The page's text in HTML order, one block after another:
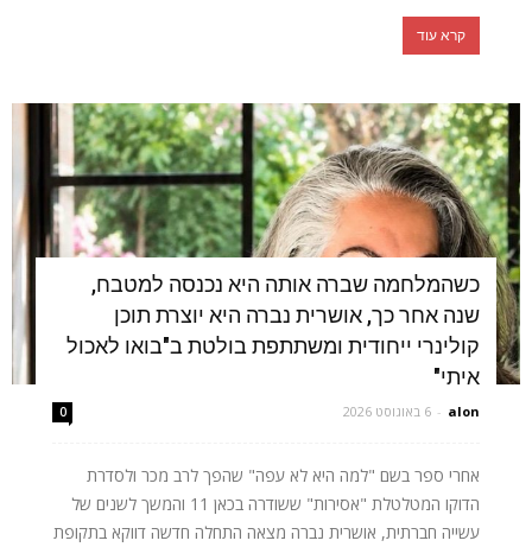
קרא עוד
כשהמלחמה שברה אותה היא נכנסה למטבח,
שנה אחר כך, אושרית נברה היא יוצרת תוכן
קולינרי ייחודית ומשתתפת בולטת ב"בואו לאכול
איתי"
alon
- 6 באוגוסט 2026 0
אחרי ספר בשם "למה היא לא עפה" שהפך לרב מכר ולסדרת
הדוקו המטלטלת "אסירות" ששודרה בכאן 11 והמשך לשנים של
עשייה חברתית, אושרית נברה מצאה התחלה חדשה דווקא בתקופת